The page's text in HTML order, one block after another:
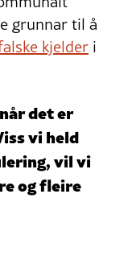
grunnar til å
kjelder i
det er
vi held
vil vi
og fleire